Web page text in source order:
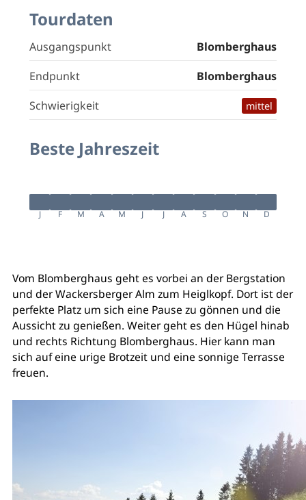
Tourdaten
Ausgangspunkt
Blomberghaus
Endpunkt
Blomberghaus
Schwierigkeit
mittel
Beste Jahreszeit
J F M A M J J A S O N D
Vom Blomberghaus geht es vorbei an der Bergstation
und der Wackersberger Alm zum Heiglkopf. Dort ist der
perfekte Platz um sich eine Pause zu gönnen und die
Aussicht zu genießen. Weiter geht es den Hügel hinab
und rechts Richtung Blomberghaus. Hier kann man
sich auf eine urige Brotzeit und eine sonnige Terrasse
freuen.